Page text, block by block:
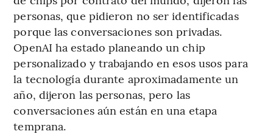
personas, que pidieron no ser identificadas
porque las conversaciones son privadas.
OpenAI ha estado planeando un chip
personalizado y trabajando en esos usos para
la tecnología durante aproximadamente un
año, dijeron las personas, pero las
conversaciones aún están en una etapa
temprana.